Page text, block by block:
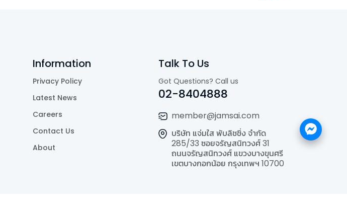
Information
Privacy Policy
Latest News
Careers
Contact Us
About
Talk To Us
Got Questions? Call us
02-8404888
member@jamsai.com
บริษัท แจ่มใส พับลิชชิ่ง จำกัด
285/33 ซอยจรัญสนิทวงศ์ 31
ถนนจรัญสนิทวงศ์ แขวงบางขุนศรี
เขตบางกอกน้อย กรุงเทพฯ 10700